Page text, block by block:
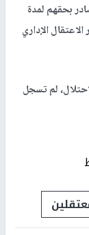
بحقهم لمدة
الإداري
لم تسجل